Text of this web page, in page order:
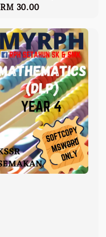
Regular
RM 30.00